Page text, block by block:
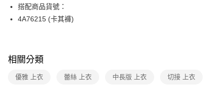
便利好安心！
１．簡單：不需註冊會員、不需綁卡、不需儲值。
２．便利：只要手機號碼，簡訊認證，即可結帳。
１．於結帳方式選擇「AFTEE先享後付」後，將跳轉至「AFTEE先享後付」
２．訂單成立數日內，您將收到繳費通知簡訊。
運送方式
每筆NT$90，滿NT$3,600(含以上)免運費
搭配商品貨號：
4A76215 (卡其褲)
相關分類
優雅 上衣 蕾絲 上衣 中長版 上衣 切接 上衣